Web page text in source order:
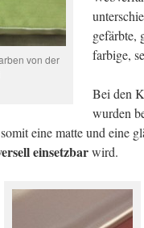
von der
gefärbte,
farbige,
Bei den
wurden
eine matte und eine
einsetzbarwird.